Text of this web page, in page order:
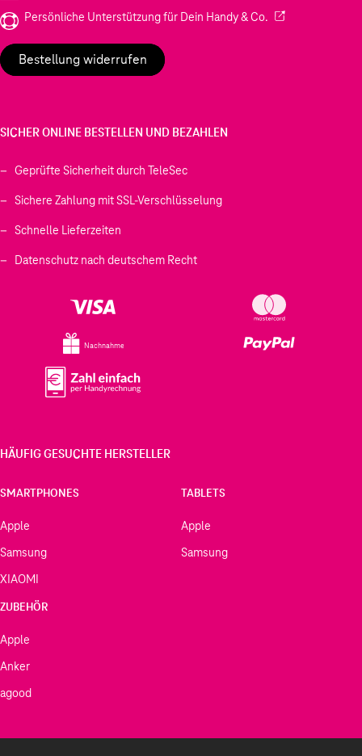
Persönliche Unterstützung für Dein Handy & Co. (Wird in einem
Bestellung widerrufen
SICHER ONLINE BESTELLEN UND BEZAHLEN
Geprüfte Sicherheit durch TeleSec
Sichere Zahlung mit SSL-Verschlüsselung
Schnelle Lieferzeiten
Datenschutz nach deutschem Recht
Nachnahme
HÄUFIG GESUCHTE HERSTELLER
SMARTPHONES
Apple
Samsung
XIAOMI
TABLETS
Apple
Samsung
ZUBEHÖR
Apple
Anker
agood